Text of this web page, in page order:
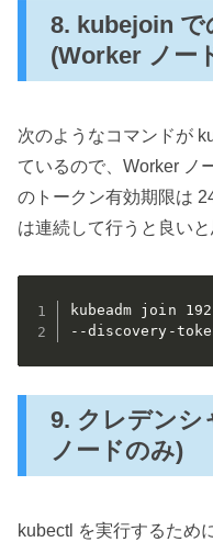
8. kubejoin で
(Worker ノー
次のようなコマンドが
ているので、Worker ノ
のトークン有効期限は
は連続して行うと良いと
kubeadm join
--discovery-
9. クレデンシ
ノードのみ)
kubectl を実行するため